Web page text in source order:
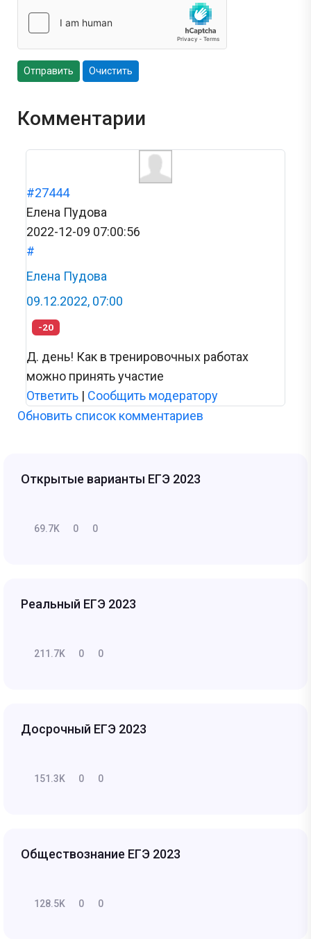
Отправить Очистить
Комментарии
#27444
Елена Пудова
2022-12-09 07:00:56
#
Елена Пудова
09.12.2022, 07:00
-20
Д. день! Как в тренировочных работах
можно принять участие
Ответить | Сообщить модератору
Обновить список комментариев
Открытые варианты ЕГЭ 2023
69.7K 0 0
Реальный ЕГЭ 2023
211.7K 0 0
Досрочный ЕГЭ 2023
151.3K 0 0
Обществознание ЕГЭ 2023
128.5K 0 0